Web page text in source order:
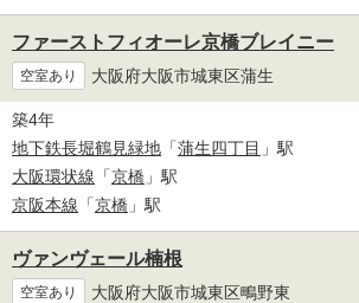
ファーストフィオーレ京橋ブレイニー
空室あり 大阪府大阪市城東区蒲生
築4年
地下鉄長堀鶴見緑地 「蒲生四丁目 」駅
大阪環状線 「京橋 」駅
京阪本線 「京橋 」駅
ヴァンヴェール楠根
空室あり 大阪府大阪市城東区鴫野東